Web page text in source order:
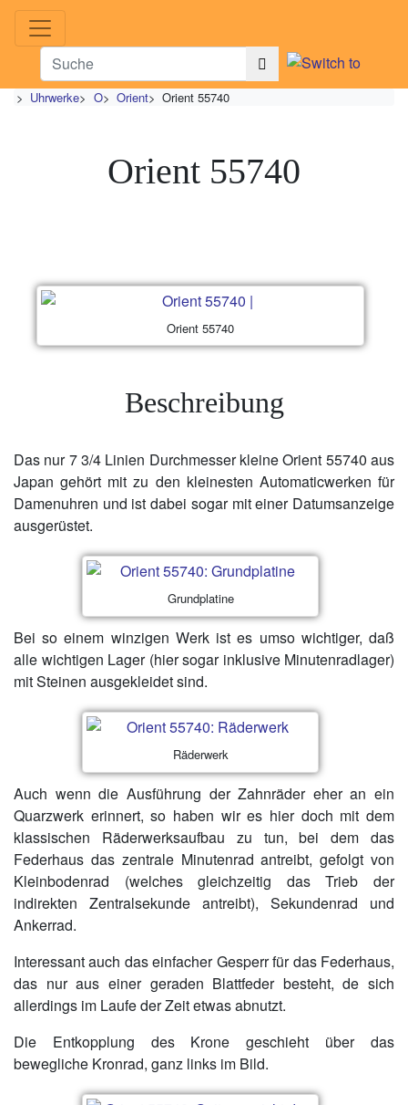
> Uhrwerke> O> Orient> Orient 55740
Orient 55740
Orient 55740
Beschreibung
Das nur 7 3/4 Linien Durchmesser kleine Orient 55740 aus
Japan gehört mit zu den kleinesten Automaticwerken für
Damenuhren und ist dabei sogar mit einer Datumsanzeige
ausgerüstet.
Grundplatine
Bei so einem winzigen Werk ist es umso wichtiger, daß
alle wichtigen Lager (hier sogar inklusive Minutenradlager)
mit Steinen ausgekleidet sind.
Räderwerk
Auch wenn die Ausführung der Zahnräder eher an ein
Quarzwerk erinnert, so haben wir es hier doch mit dem
klassischen Räderwerksaufbau zu tun, bei dem das
Federhaus das zentrale Minutenrad antreibt, gefolgt von
Kleinbodenrad (welches gleichzeitig das Trieb der
indirekten Zentralsekunde antreibt), Sekundenrad und
Ankerrad.
Interessant auch das einfacher Gesperr für das Federhaus,
das nur aus einer geraden Blattfeder besteht, de sich
allerdings im Laufe der Zeit etwas abnutzt.
Die Entkopplung des Krone geschieht über das
bewegliche Kronrad, ganz links im Bild.